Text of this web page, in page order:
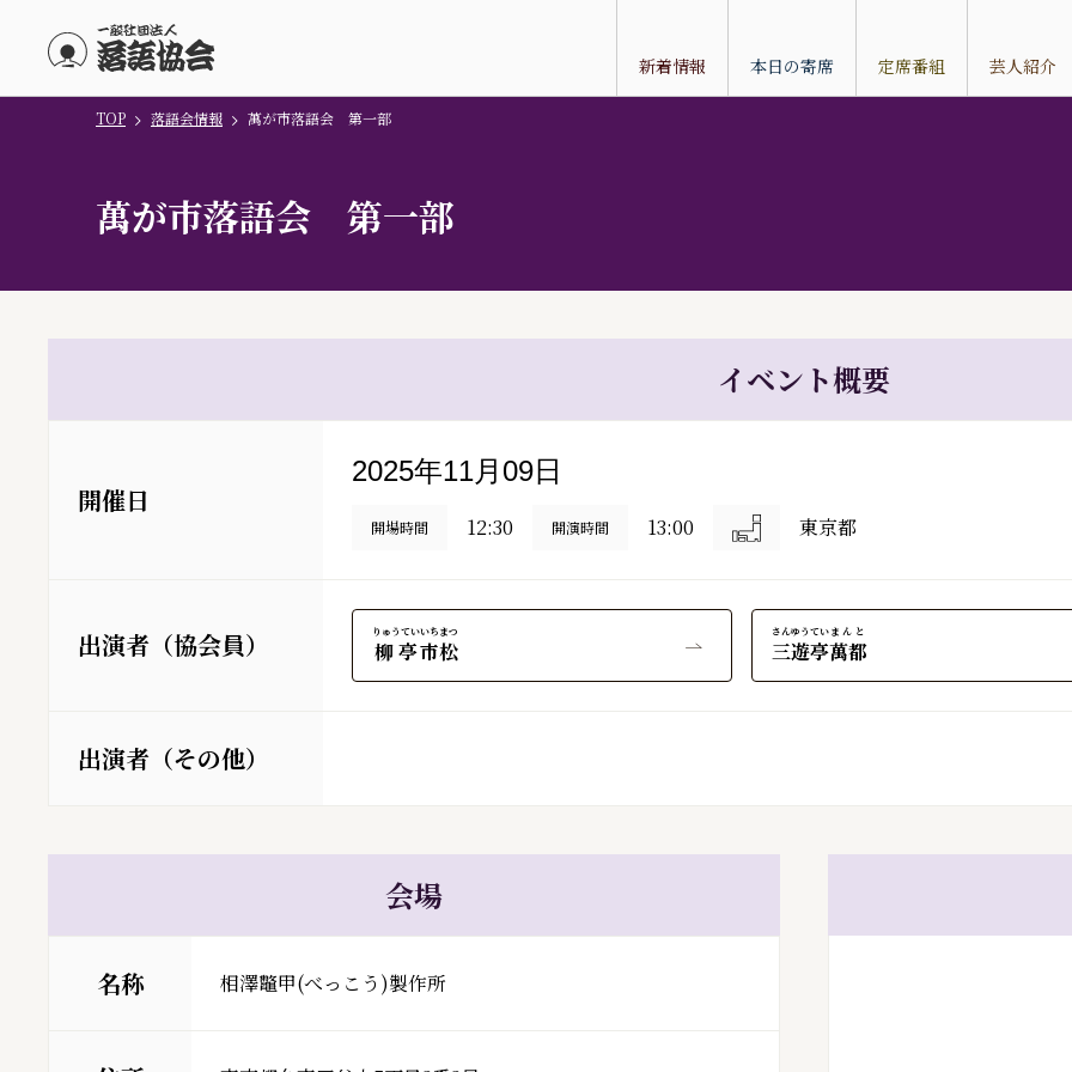
新着情報 本日の寄席 定席番組 芸人紹介
TOP 落語会情報 萬が市落語会 第一部
萬が市落語会 第一部
イベント概要
開催日
2025年11月09日
開場時間 12:30 開演時間 13:00 東京都
出演者（協会員） 柳亭
りゅうてい
市松
いちまつ
三遊亭
さんゆうてい
萬都
まんと
出演者（その他）
会場
名称 相澤鼈甲(べっこう)製作所